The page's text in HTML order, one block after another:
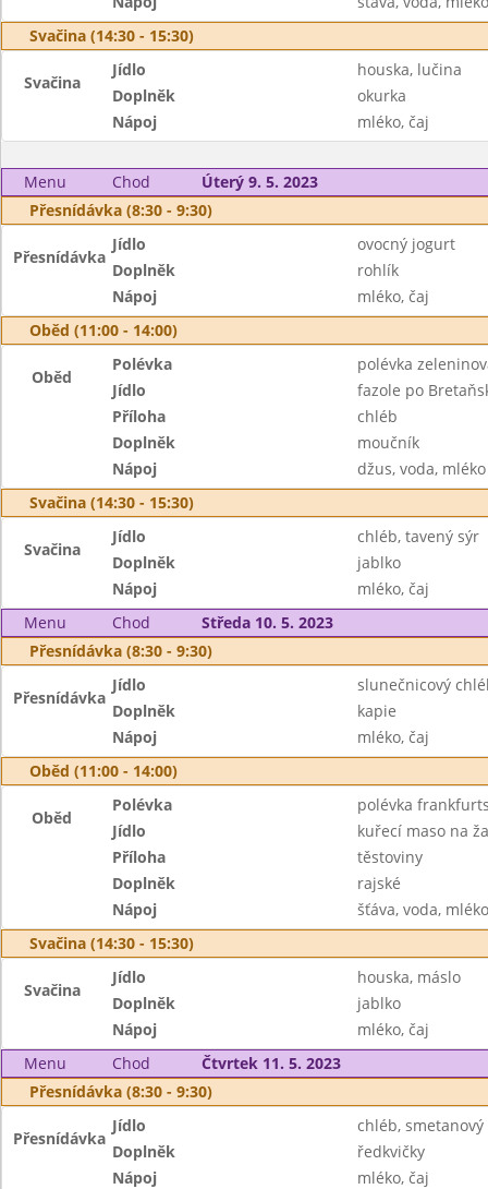
Svačina (14:30 - 15:30)
Svačina
Jídlo
houska, lučina
Doplněk
okurka
Nápoj
mléko, čaj
Menu Chod
Úterý 9. 5. 2023
Přesnídávka (8:30 - 9:30)
Přesnídávka
Jídlo
ovocný jogurt
Doplněk
rohlík
Nápoj
mléko, čaj
Oběd (11:00 - 14:00)
Oběd
Polévka
polévka
Jídlo
fazole po
Příloha
chléb
Doplněk
moučník
Nápoj
džus, voda, mléko
Svačina (14:30 - 15:30)
Svačina
Jídlo
chléb, tavený sýr
Doplněk
jablko
Nápoj
mléko, čaj
Menu
Chod
Středa 10. 5. 2023
Přesnídávka (8:30 - 9:30)
Přesnídávka
Jídlo
slunečnicový
Doplněk
kapie
Nápoj
mléko, čaj
Oběd (11:00 - 14:00)
Oběd
Polévka
polévka
Jídlo
kuřecí maso na
Příloha
těstoviny
Doplněk
rajské
Nápoj
šťáva, voda, mléko
Svačina (14:30 - 15:30)
Svačina
Jídlo
houska, máslo
Doplněk
jablko
Nápoj
mléko, čaj
Menu
Chod
Čtvrtek 11. 5. 2023
Přesnídávka (8:30 - 9:30)
Přesnídávka
Jídlo
chléb, smetanový
Doplněk
ředkvičky
Nápoj
mléko, čaj